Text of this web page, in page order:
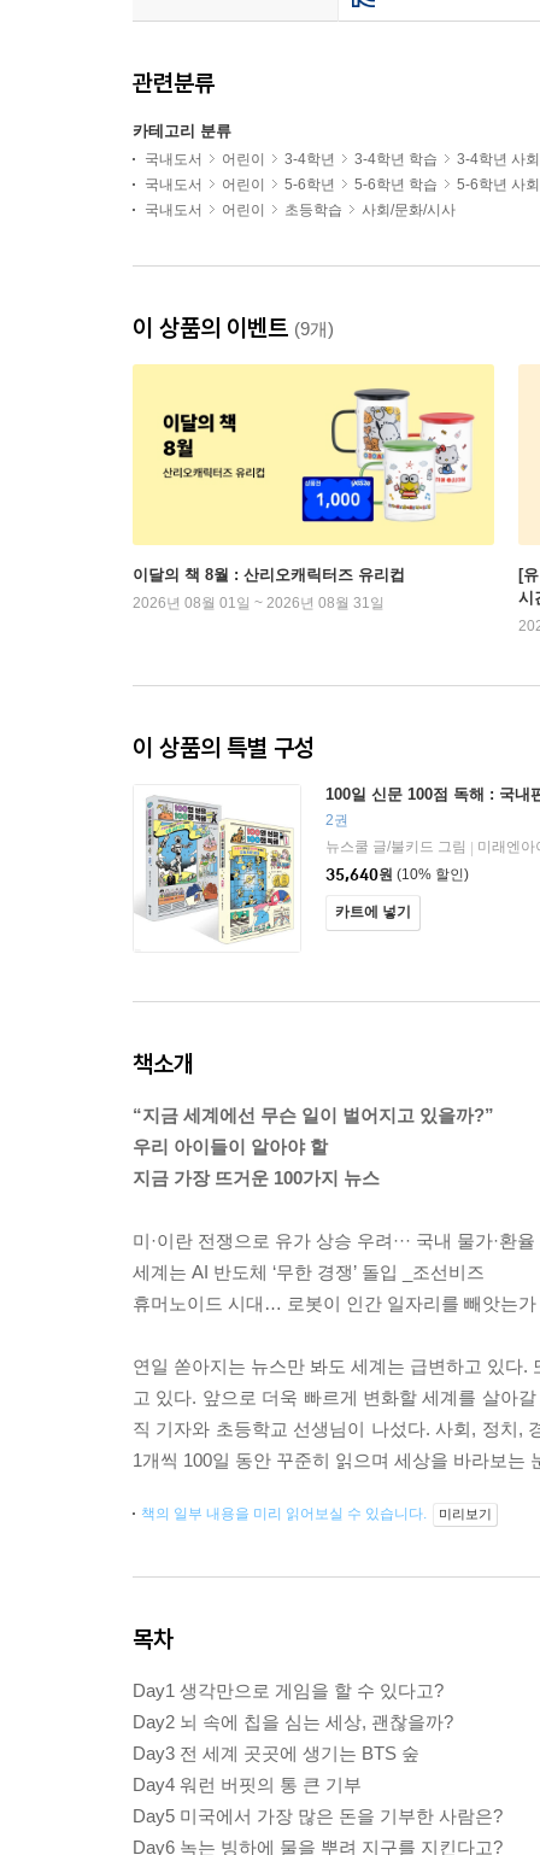
관련분류
카테고리 분류
국내도서 어린이 3-4학년 3-4학년 학습
3-4학년 사
국내도서
어린이 5-6학년 5-6학년 학습
5-6학년 사
국내도서
어린이 초등학습 사회/문화/시사
이 상품의 이벤트 (9개)
이달의 책 8월 : 산리오캐릭터즈 유리컵
2026년 08월 01일 ~ 2026년 08월 31일
[
시
이 상품의 특별 구성
100일 신문 100점 독해 : 국내
2권
뉴스쿨 글/불키드 그림
미래엔아
35,640원 (10% 할인)
카트에 넣기
책소개
“지금 세계에선 무슨 일이 벌어지고 있을까?”
우리 아이들이 알아야 할
지금 가장 뜨거운 100가지 뉴스
미·이란 전쟁으로 유가 상승 우려··· 국내 물가·환
세계는 AI 반도체 ‘무한 경쟁’ 돌입 _조선비즈
휴머노이드 시대… 로봇이 인간 일자리를 빼앗는가
연일 쏟아지는 뉴스만 봐도 세계는 급변하고 있다
고 있다. 앞으로 더욱 빠르게 변화할 세계를 살아
직 기자와 초등학교 선생님이 나섰다. 사회, 정치,
1개씩 100일 동안 꾸준히 읽으며 세상을 바라보는
책의 일부 내용을 미리 읽어보실 수 있습니다. 미리보기
목차
Day1 생각만으로 게임을 할 수 있다고?
Day2 뇌 속에 칩을 심는 세상, 괜찮을까?
Day3 전 세계 곳곳에 생기는 BTS 숲
Day4 워런 버핏의 통 큰 기부
Day5 미국에서 가장 많은 돈을 기부한 사람은?
Day6 녹는 빙하에 물을 뿌려 지구를 지킨다고?